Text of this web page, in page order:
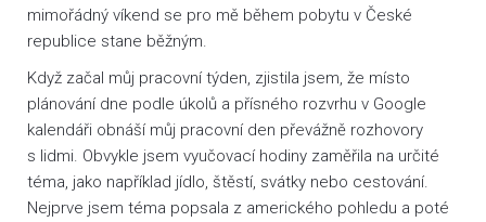
mimořádný víkend se pro mě během pobytu v České
republice stane běžným.
Když začal můj pracovní týden, zjistila jsem, že místo
plánování dne podle úkolů a přísného rozvrhu v Google
kalendáři obnáší můj pracovní den převážně rozhovory
s lidmi. Obvykle jsem vyučovací hodiny zaměřila na určité
téma, jako například jídlo, štěstí, svátky nebo cestování.
Nejprve jsem téma popsala z amerického pohledu a poté